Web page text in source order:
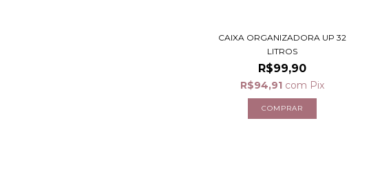
CAIXA ORGANIZADORA UP 32
LITROS
R$99,90
R$94,91 com Pix